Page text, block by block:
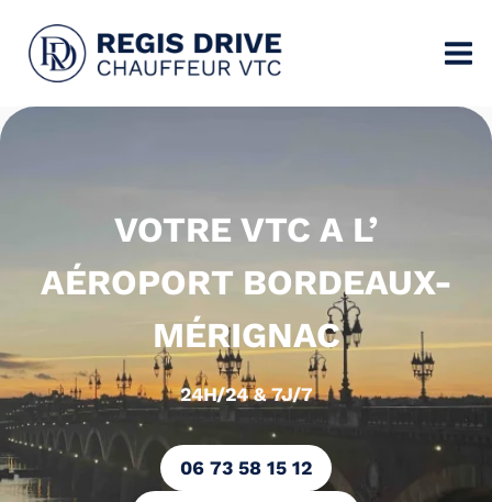
contenu
VOTRE VTC A L’
AÉROPORT BORDEAUX-
MÉRIGNAC
24H/24 & 7J/7
06 73 58 15 12